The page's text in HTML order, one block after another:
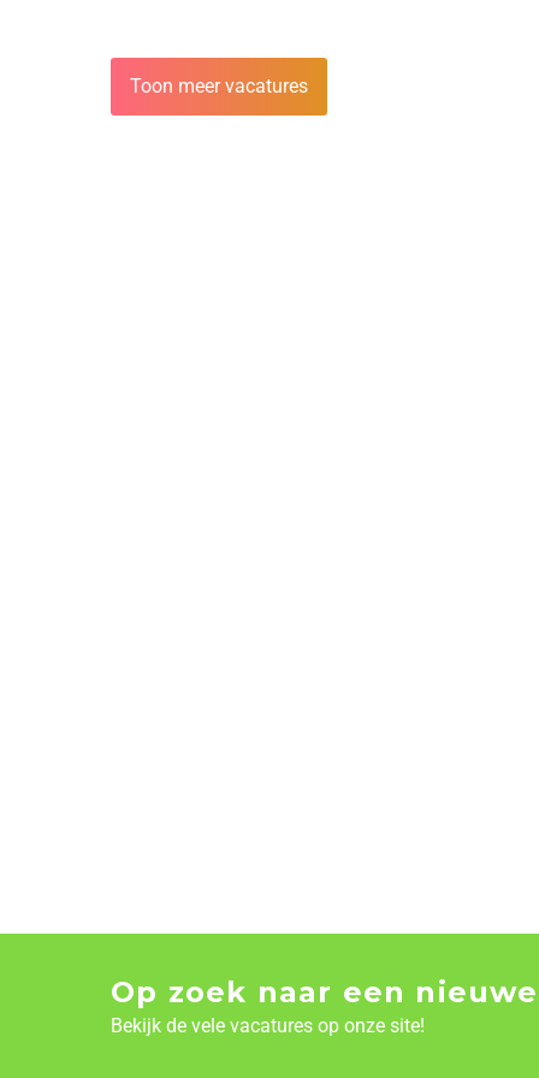
Toon meer vacatures
Op zoek naar een
Bekijk de vele vacatures op onze site!